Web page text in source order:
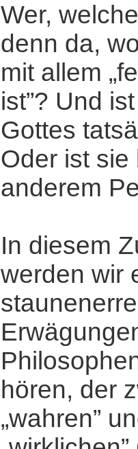
Wer,
denn da,
mit allem
ist”? Und
Gottes
Oder ist sie
anderem
In diesem
werden wir
hören, der
„wahren”